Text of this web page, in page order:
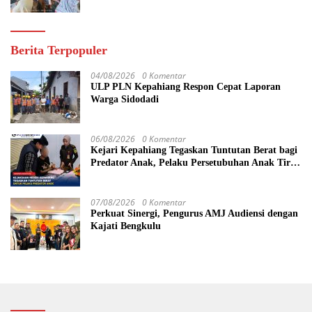
Berita Terpopuler
04/08/2026 0 Komentar
ULP PLN Kepahiang Respon Cepat Laporan
Warga Sidodadi
06/08/2026 0 Komentar
Kejari Kepahiang Tegaskan Tuntutan Berat bagi
Predator Anak, Pelaku Persetubuhan Anak Tiri
07/08/2026 0 Komentar
Perkuat Sinergi, Pengurus AMJ Audiensi dengan
Kajati Bengkulu